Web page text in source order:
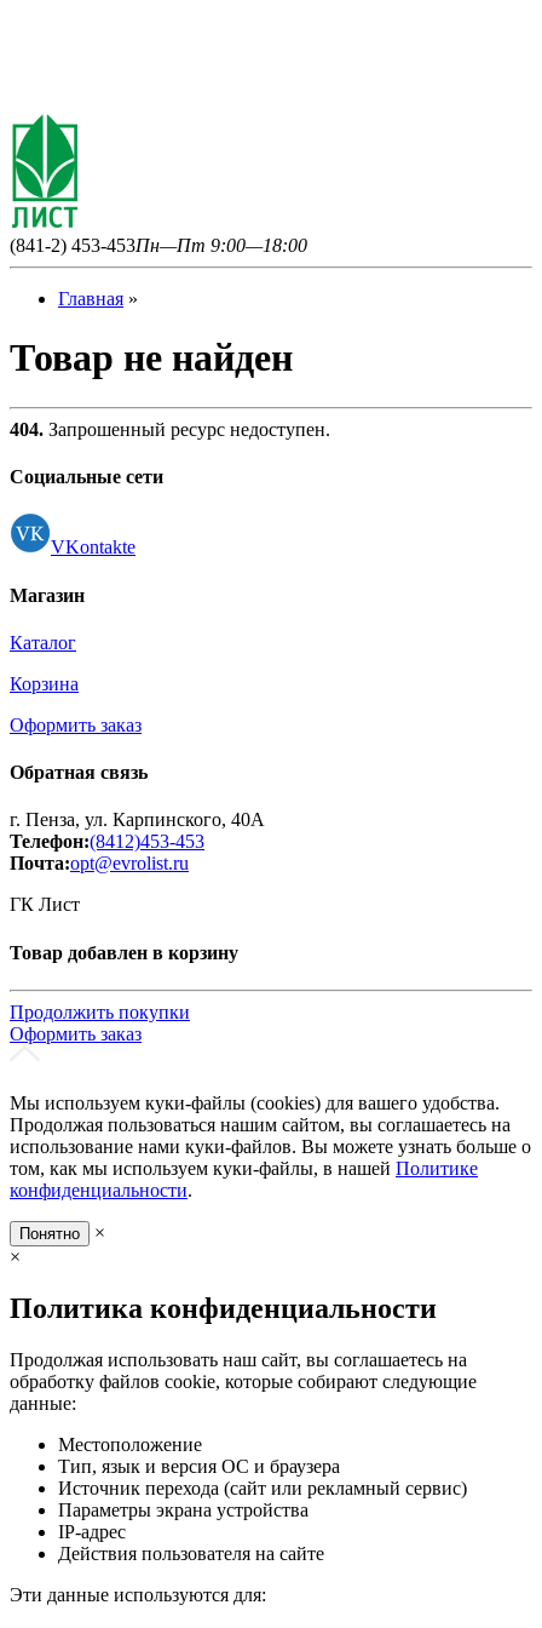
(841-2) 453-453Пн—Пт 9:00—18:00
Главная »
Товар не найден
404. Запрошенный ресурс недоступен.
Социальные сети
VKontakte
Магазин
Каталог
Корзина
Оформить заказ
Обратная связь
г. Пенза, ул. Карпинского, 40А
Телефон:(8412)453-453
Почта:opt@evrolist.ru
ГК Лист
Товар добавлен в корзину
Продолжить покупки
Оформить заказ
Мы используем куки-файлы (cookies) для вашего удобства.
Продолжая пользоваться нашим сайтом, вы соглашаетесь на
использование нами куки-файлов. Вы можете узнать больше о
том, как мы используем куки-файлы, в нашей Политике
конфиденциальности.
Понятно
×
×
Политика конфиденциальности
Продолжая использовать наш сайт, вы соглашаетесь на
обработку файлов cookie, которые собирают следующие
данные:
Местоположение
Тип, язык и версия ОС и браузера
Источник перехода (сайт или рекламный сервис)
Параметры экрана устройства
IP-адрес
Действия пользователя на сайте
Эти данные используются для: